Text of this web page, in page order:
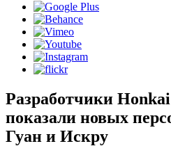
Разработчики
показали новых
Гуан и Искру